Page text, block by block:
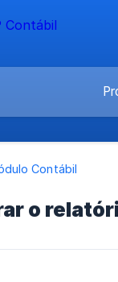
Contábil
o